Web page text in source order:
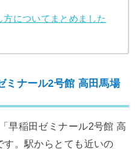
についてまとめました
ミナール2号館 高田馬場
早稲田ゼミナール2号館 高
す。駅からとても近いの